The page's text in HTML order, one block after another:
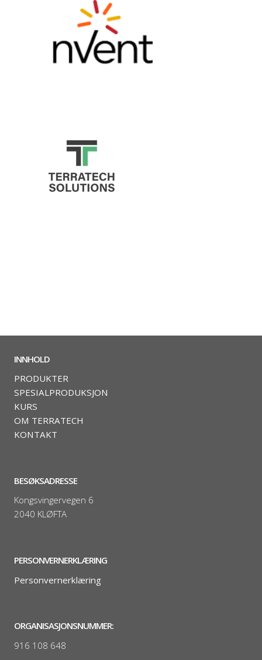
INNHOLD
PRODUKTER
SPESIALPRODUKSJON
KURS
OM TERRATECH
KONTAKT
BESØKSADRESSE
Kongsvingervegen 6
2040 KLØFTA
PERSONVERNERKLÆRING
Personvernerklæring
ORGANISASJONSNUMMER:
916 108 648